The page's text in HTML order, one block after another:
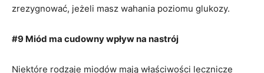
zrezygnować, jeżeli masz wahania poziomu glukozy.
#9 Miód ma cudowny wpływ na nastrój
Niektóre rodzaje miodów mają właściwości lecznicze